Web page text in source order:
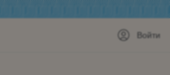
Войти